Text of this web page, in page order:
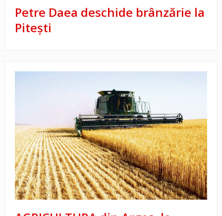
Petre Daea deschide brânzărie la
Pitești